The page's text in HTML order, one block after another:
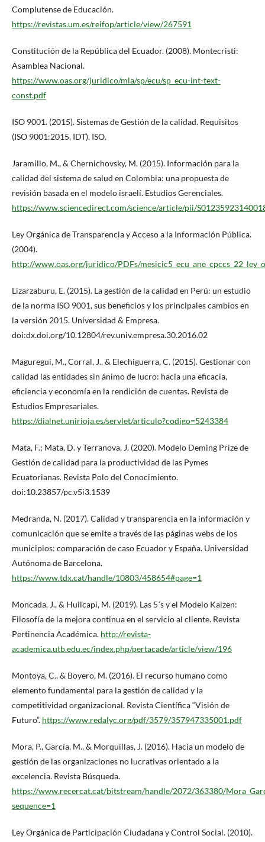
Complutense de Educación.
https://revistas.um.es/reifop/article/view/267591
Constitución de la República del Ecuador. (2008). Montecristi:
Asamblea Nacional.
https://www.oas.org/juridico/mla/sp/ecu/sp_ecu-int-text-
const.pdf
ISO 9001. (2015). Sistemas de Gestión de la calidad. Requisitos
(ISO 9001:2015, IDT). ISO.
Jaramillo, M., & Chernichovsky, M. (2015). Información para la
calidad del sistema de salud en Colombia: una propuesta de
revisión basada en el modelo israelí. Estudios Gerenciales.
https://www.sciencedirect.com/science/article/pii/
Ley Orgánica de Transparencia y Acceso a la Información Pública.
(2004).
http://www.oas.org/juridico/PDFs/
Lizarzaburu, E. (2015). La gestión de la calidad en Perú: un estudio
de la norma ISO 9001, sus beneficios y los principales cambios en
la versión 2015. Universidad & Empresa.
doi:dx.doi.org/10.12804/rev.univ.empresa.30.2016.02
Maguregui, M., Corral, J., & Elechiguerra, C. (2015). Gestionar con
calidad las entidades sin ánimo de lucro: hacia una eficacia,
eficiencia y economía en la rendición de cuentas. Revista de
Estudios Empresariales.
https://dialnet.unirioja.es/servlet/articulo?codigo=5243384
Mata, F.; Mata, D. y Terranova, J. (2020). Modelo Deming Prize de
Gestión de calidad para la productividad de las Pymes
Ecuatorianas. Revista Polo del Conocimiento.
doi:10.23857/pc.v5i3.1539
Medranda, N. (2017). Calidad y transparencia en la información y
comunicación que se emite a través de las páginas webs de los
municipios: comparación de caso Ecuador y España. Universidad
Autónoma de Barcelona.
https://www.tdx.cat/handle/10803/458654#page=1
Moncada, J., & Huilcapi, M. (2019). Las 5´s y el Modelo Kaizen:
Filosofía de la mejora continua en el servicio al cliente. Revista
Pertinencia Académica. http://revista-
academica.utb.edu.ec/index.php/pertacade/article/view/196
Montoya, C., & Boyero, M. (2016). El recurso humano como
elemento fundamental para la gestión de calidad y la
competitividad organizacional. Revista Científica “Visión de
Futuro”. https://www.redalyc.org/pdf/3579/357947335001.pdf
Mora, P., García, M., & Morquillas, J. (2016). Hacia un modelo de
gestión de las organizaciones no lucrativas orientado a la
excelencia. Revista Búsqueda.
https://www.recercat.cat/bitstream/handle/2072/363380/
sequence=1
Ley Orgánica de Participación Ciudadana y Control Social. (2010).